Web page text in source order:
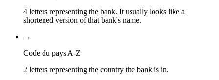
4 letters representing the bank. It usually looks like a
shortened version of that bank's name.
→
Code du pays A-Z
2 letters representing the country the bank is in.